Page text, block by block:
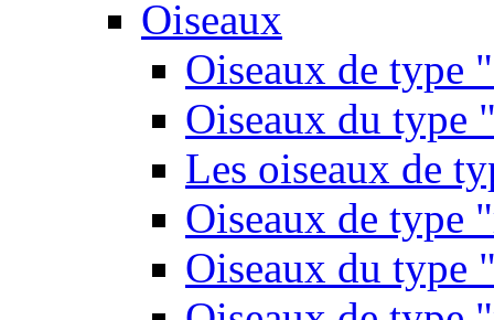
Oiseaux
Oiseaux de type
Oiseaux du type
Les oiseaux de
Oiseaux de type
Oiseaux du type